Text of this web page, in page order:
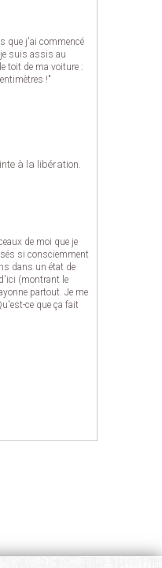
que j'ai commencé
suis assis au
toit de ma voiture :
!"
à la libération.
de moi que je
si consciemment
dans un état de
(montrant le
partout. Je me
ce que ça fait